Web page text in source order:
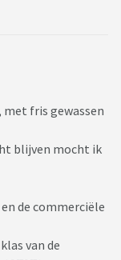
met fris gewassen
blijven mocht ik
de commerciële
van de